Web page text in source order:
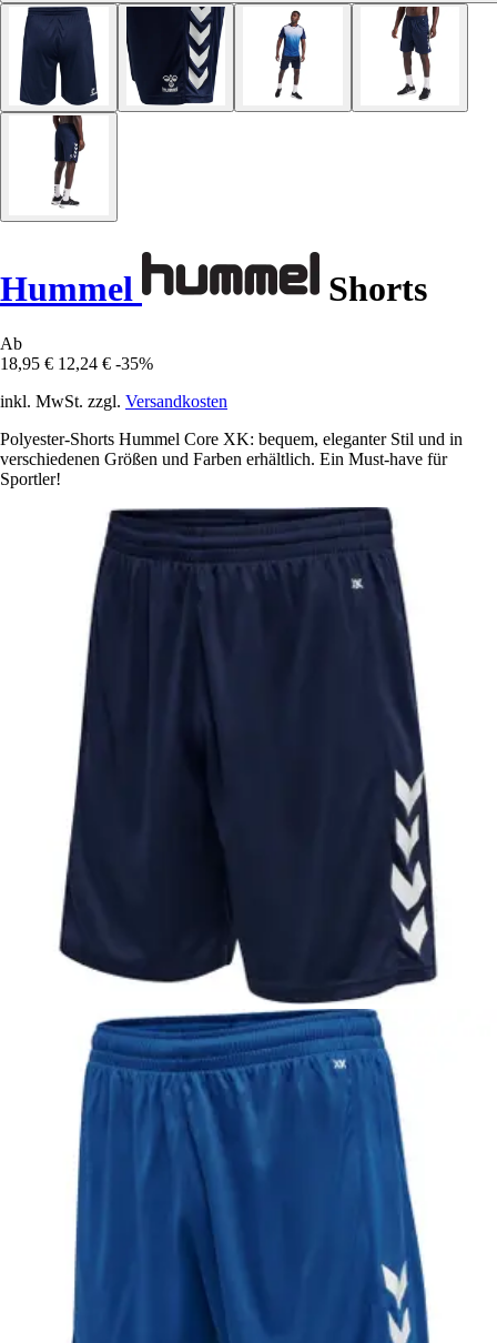
Hummel Shorts
Ab
18,95 € 12,24 € -35%
inkl. MwSt. zzgl. Versandkosten
Polyester-Shorts Hummel Core XK: bequem, eleganter Stil und in
verschiedenen Größen und Farben erhältlich. Ein Must-have für
Sportler!